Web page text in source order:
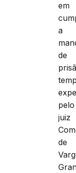
em
a
de
pelo
juiz
de